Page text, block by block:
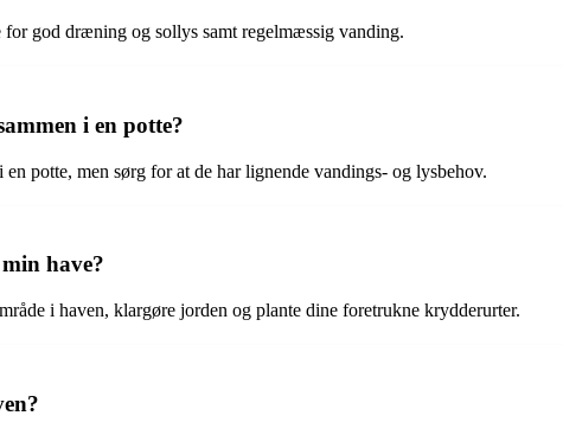
god dræning og sollys samt regelmæssig vanding.
i en potte?
potte, men sørg for at de har lignende vandings- og lysbehov.
have?
i haven, klargøre jorden og plante dine foretrukne krydderurter.